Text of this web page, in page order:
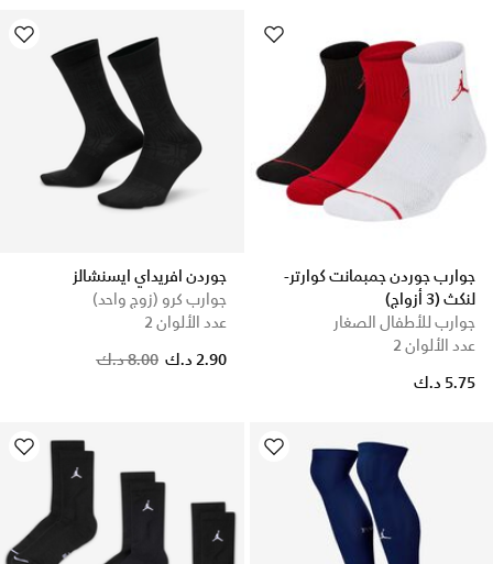
جوارب جوردن جمبمانت كوارتر-
لنكث (3 أزواج)
جوارب للأطفال الصغار
عدد الألوان 2
5.75 د.ك
جوردن افريداي ايسنشالز
جوارب كرو (زوج واحد)
عدد الألوان 2
Price reduced from
8.00 د.ك 2.90 د.ك